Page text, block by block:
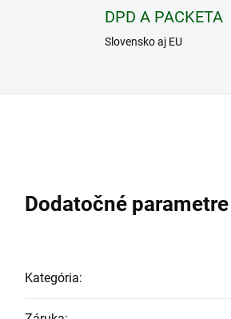
DPD A PACKETA
Slovensko aj EU
Dodatočné parametre
Kategória: